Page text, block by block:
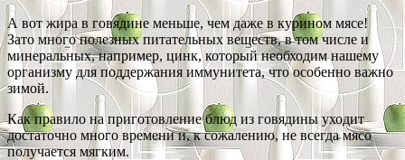
А вот жира в говядине меньше, чем даже в курином мясе!
Зато много полезных питательных веществ, в том числе и
минеральных, например, цинк, который необходим нашему
организму для поддержания иммунитета, что особенно важно
зимой.
Как правило на приготовление блюд из говядины уходит
достаточно много времени и, к сожалению, не всегда мясо
получается мягким.